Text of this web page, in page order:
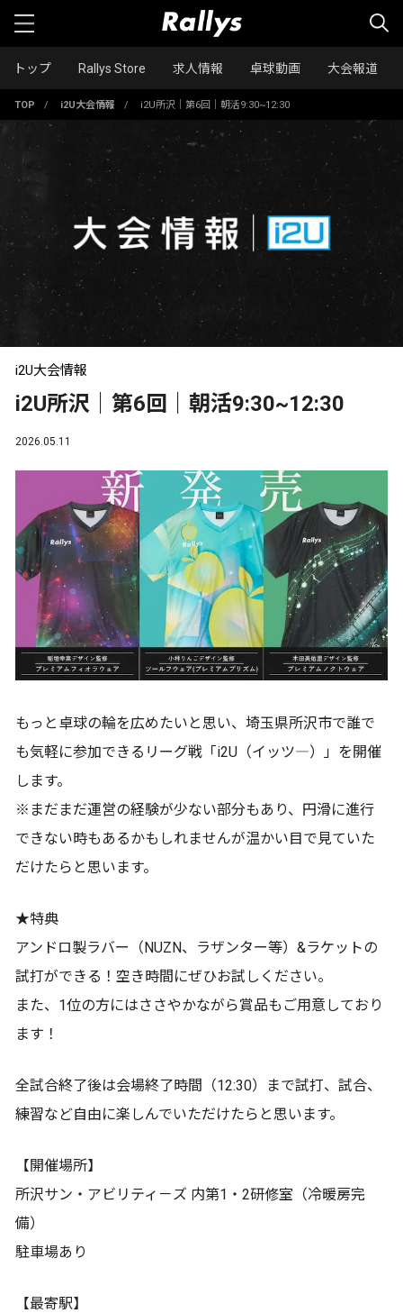
トップ Rallys Store 求人情報 卓球動画 大会報道
TOP / i2U大会情報 / i2U所沢｜第6回｜朝活9:30~12:30
i2U大会情報
i2U所沢｜第6回｜朝活9:30~12:30
2026.05.11
もっと卓球の輪を広めたいと思い、埼玉県所沢市で誰で
も気軽に参加できるリーグ戦「i2U（イッツ―）」を開催
します。
※まだまだ運営の経験が少ない部分もあり、円滑に進行
できない時もあるかもしれませんが温かい目で見ていた
だけたらと思います。
★特典
アンドロ製ラバー（NUZN、ラザンター等）&ラケットの
試打ができる！空き時間にぜひお試しください。
また、1位の方にはささやかながら賞品もご用意しており
ます！
全試合終了後は会場終了時間（12:30）まで試打、試合、
練習など自由に楽しんでいただけたらと思います。
【開催場所】
所沢サン・アビリティ－ズ 内第1・2研修室（冷暖房完
備）
駐車場あり
【最寄駅】